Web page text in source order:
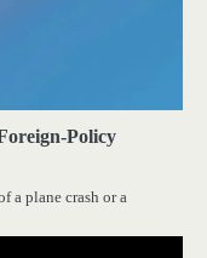
Policy
a plane crash or a